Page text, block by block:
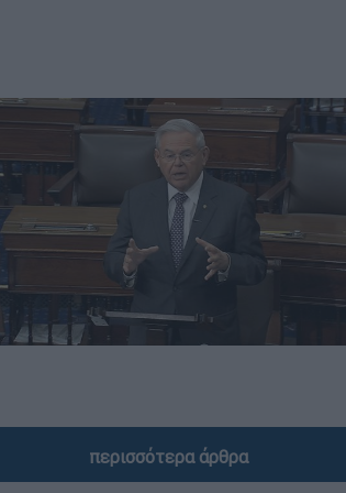
περισσότερα άρθρα